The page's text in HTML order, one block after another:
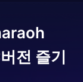
전 즐기